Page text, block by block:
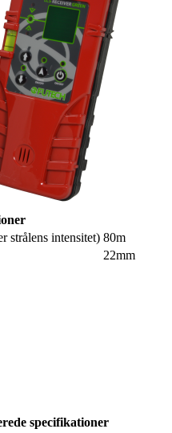
strålens intensitet) 80m
22mm
specifikationer